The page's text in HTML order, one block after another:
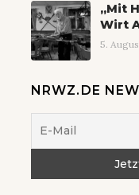
„Mit
Wirt
5.
NRWZ.DE